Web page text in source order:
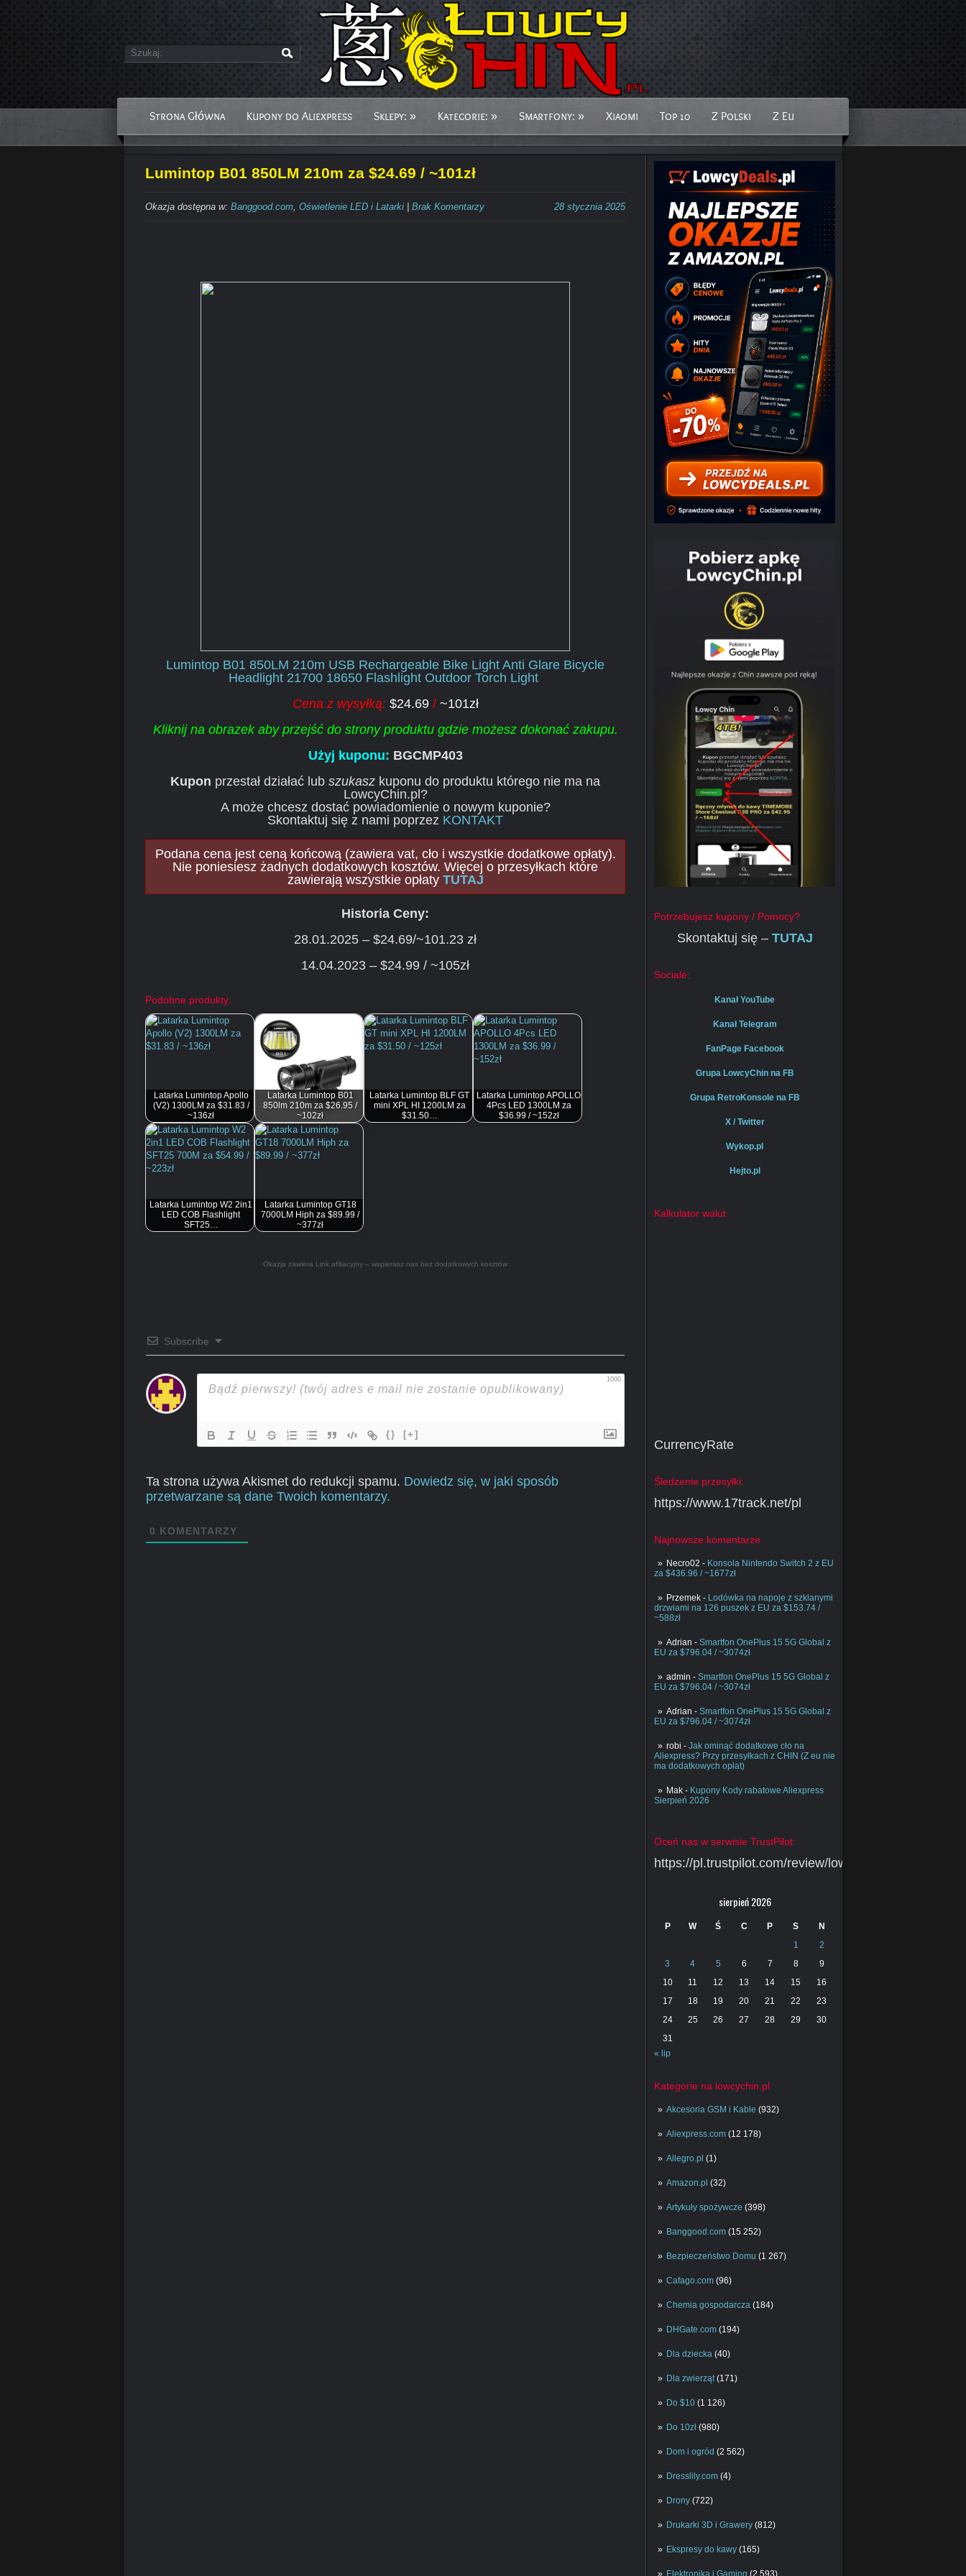
Strona Główna Kupony do Aliexpress Sklepy: » Kategorie: » Smartfony: » Xiaomi Top 10 Z Polski Z Eu
Potrzebujesz kupony / Pomocy?
Skontaktuj się – TUTAJ
Sociale:
Kanał YouTube
Kanał Telegram
FanPage Facebook
Grupa LowcyChin na FB
Grupa RetroKonsole na FB
X / Twitter
Wykop.pl
Hejto.pl
Kalkulator walut
CurrencyRate
Śledzenie przesyłki:
https://www.17track.net/pl
Najnowsze komentarze
Necro02 - Konsola Nintendo Switch 2 z EU
za $436.96 / ~1677zł
Przemek - Lodówka na napoje z szklanymi
drzwiami na 126 puszek z EU za $153.74 /
~588zł
Adrian - Smartfon OnePlus 15 5G Global z
EU za $796.04 / ~3074zł
admin - Smartfon OnePlus 15 5G Global z
EU za $796.04 / ~3074zł
Adrian - Smartfon OnePlus 15 5G Global z
EU za $796.04 / ~3074zł
robi - Jak ominąć dodatkowe cło na
Aliexpress? Przy przesyłkach z CHIN (Z eu nie
ma dodatkowych opłat)
Mak - Kupony Kody rabatowe Aliexpress
Sierpień 2026
Oceń nas w serwisie TrustPilot:
https://pl.trustpilot.com/review/lowcychin.pl
sierpień 2026
P W Ś C P S
N
1
2
3
4 5 6 7 8
9
10
11 12 13 14 15
16
17
18 19 20 21 22
23
24
25 26 27 28 29
30
31
« lip
Kategorie na lowcychin.pl
Akcesoria GSM i Kable (932)
Aliexpress.com (12 178)
Allegro.pl (1)
Amazon.pl (32)
Artykuły spożywcze (398)
Banggood.com (15 252)
Bezpieczeństwo Domu (1 267)
Cafago.com (96)
Chemia gospodarcza (184)
DHGate.com (194)
Dla dziecka (40)
Dla zwierząt(171)
Do $10 (1 126)
Do 10zł (980)
Dom i ogród (2 562)
Dresslily.com (4)
Drony (722)
Drukarki 3D i Grawery (812)
Ekspresy do kawy (165)
Lumintop B01 850LM 210m za $24.69 / ~101zł
28 stycznia 2025
Okazja dostępna w: Banggood.com, Oświetlenie LED i Latarki Brak Komentarzy
Lumintop B01 850LM 210m USB Rechargeable Bike Light Anti Glare Bicycle
Headlight 21700 18650 Flashlight Outdoor Torch Light
Cena z wysyłką: $24.69 / ~101zł
Kliknij na obrazek aby przejść do strony produktu gdzie możesz dokonać zakupu.
Użyj kuponu: BGCMP403
Kupon przestał działać lub szukasz kuponu do produktu którego nie ma na
LowcyChin.pl?
A może chcesz dostać powiadomienie o nowym kuponie?
Skontaktuj się z nami poprzez KONTAKT
Podana cena jest ceną końcową (zawiera vat, cło i wszystkie dodatkowe opłaty).
Nie poniesiesz żadnych dodatkowych kosztów. Więcej o przesyłkach które
zawierają wszystkie opłaty TUTAJ
Historia Ceny:
28.01.2025 – $24.69/~101.23 zł
14.04.2023 – $24.99 / ~105zł
Podobne produkty:
Latarka Lumintop Apollo
(V2) 1300LM za $31.83 /
~136zł
Latarka Lumintop B01
850lm 210m za $26.95 /
~102zł
Latarka Lumintop BLF GT
mini XPL HI 1200LM za
$31.50…
Latarka Lumintop APOLLO
4Pcs LED 1300LM za
$36.99 / ~152zł
Latarka Lumintop W2 2in1
LED COB Flashlight
SFT25…
Latarka Lumintop GT18
7000LM Hiph za $89.99 /
~377zł
Okazja zawiera Link afiliacyjny – wspierasz nas bez dodatkowych kosztów
Subscribe
1000
{} [+]
Ta strona używa Akismet do redukcji spamu. Dowiedz się, w jaki sposób
przetwarzane są dane Twoich komentarzy.
0 KOMENTARZY